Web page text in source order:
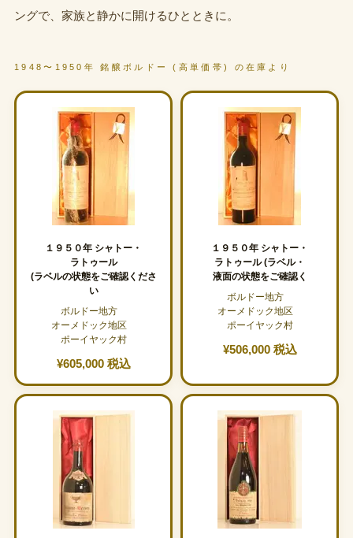
ングで、家族と静かに開けるひとときに。
1948〜1950年 銘醸ボルドー (高単価帯) の在庫より
１９５０年 シャトー・
ラトゥール
(ラベルの状態をご確認くださ
い
ボルドー地方
オーメドック地区
ポーイヤック村
¥605,000 税込
１９５０年 シャトー・
ラトゥール (ラベル・
液面の状態をご確認く
ボルドー地方
オーメドック地区
ポーイヤック村
¥506,000 税込